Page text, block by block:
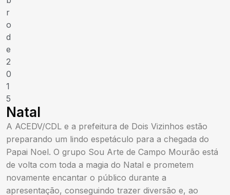
r
o
d
e
2
0
1
5
Natal
A ACEDV/CDL e a prefeitura de Dois Vizinhos estão
preparando um lindo espetáculo para a chegada do
Papai Noel. O grupo Sou Arte de Campo Mourão está
de volta com toda a magia do Natal e prometem
novamente encantar o público durante a
apresentação, conseguindo trazer diversão e, ao